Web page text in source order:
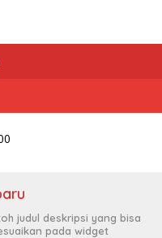
judul deskripsi yang bisa
pada widget